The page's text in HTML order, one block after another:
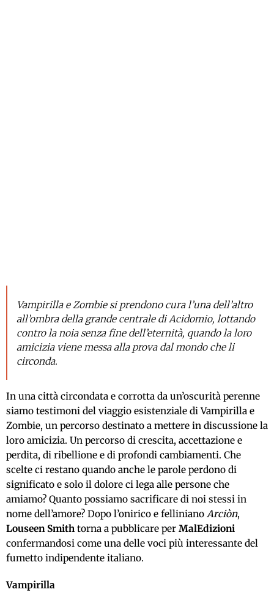
Vampirilla e Zombie si prendono cura l’una dell’altro
all’ombra della grande centrale di Acidomio, lottando
contro la noia senza fine dell’eternità, quando la loro
amicizia viene messa alla prova dal mondo che li
circonda.
In una città circondata e corrotta da un’oscurità perenne
siamo testimoni del viaggio esistenziale di Vampirilla e
Zombie, un percorso destinato a mettere in discussione la
loro amicizia. Un percorso di crescita, accettazione e
perdita, di ribellione e di profondi cambiamenti. Che
scelte ci restano quando anche le parole perdono di
significato e solo il dolore ci lega alle persone che
amiamo? Quanto possiamo sacrificare di noi stessi in
nome dell’amore? Dopo l’onirico e felliniano Arciòn,
Louseen Smith torna a pubblicare per MalEdizioni
confermandosi come una delle voci più interessante del
fumetto indipendente italiano.
Vampirilla